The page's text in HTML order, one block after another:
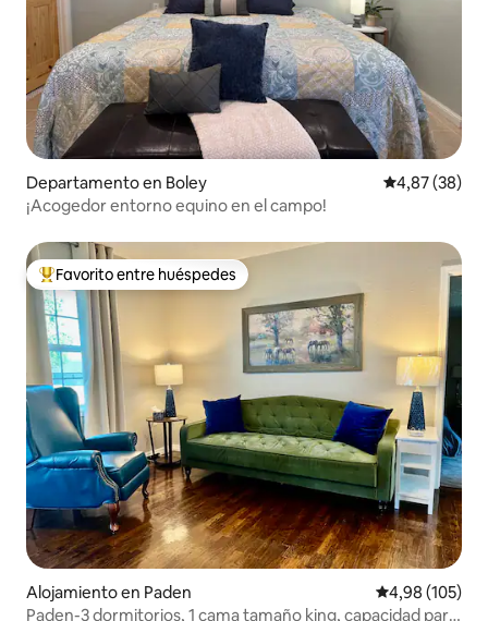
Departamento en Boley Calificación
4,87 (38)
¡Acogedor entorno equino en el campo!
Favorito entre los huéspedes más destacados
Favorito entre huéspedes
Alojamiento en Paden Calificación
4,98 (105)
Paden-3 dormitorios, 1 cama tamaño king, capacidad para